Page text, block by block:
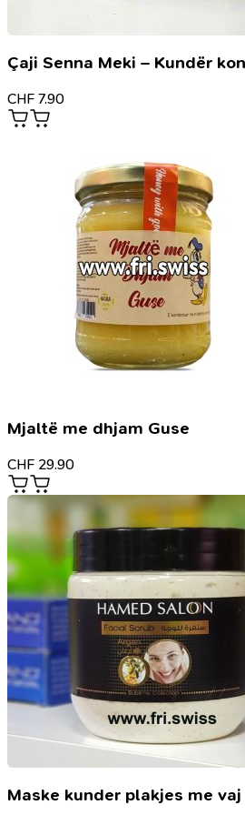
Çaji Senna Meki – Kundër
CHF 7.90
Mjaltë me dhjam Guse
CHF 29.90
Maske kunder plakjes me